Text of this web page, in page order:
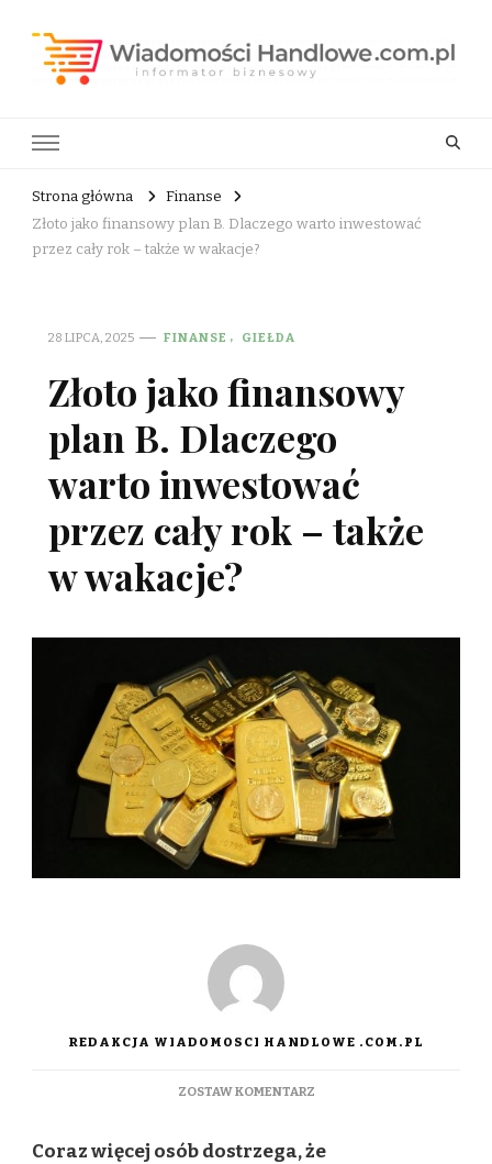
Strona główna
Finanse
Złoto jako finansowy plan B. Dlaczego warto inwestować
przez cały rok – także w wakacje?
28 LIPCA, 2025 FINANSE GIEŁDA
Złoto jako finansowy
plan B. Dlaczego
warto inwestować
przez cały rok – także
w wakacje?
REDAKCJA WIADOMOSCI HANDLOWE .COM.PL
ZOSTAW KOMENTARZDO
FINANSOWY
Coraz więcej osób dostrzega, że